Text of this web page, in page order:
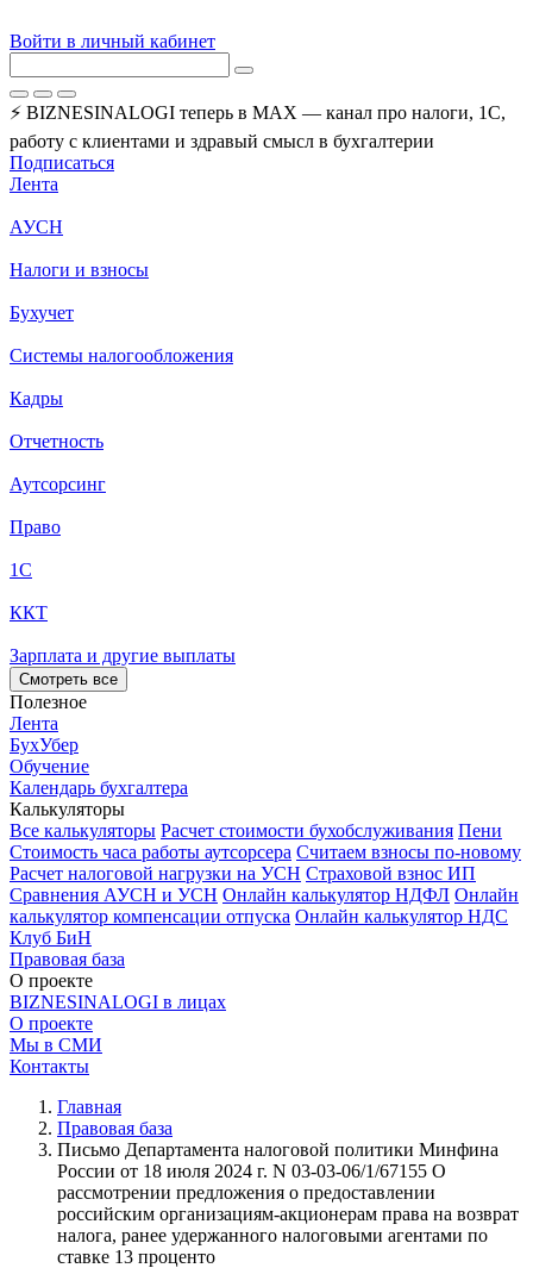
Войти в личный кабинет
⚡ BIZNESINALOGI теперь в MAX — канал про налоги, 1С,
работу с клиентами и здравый смысл в бухгалтерии
Подписаться
Лента
АУСН
Налоги и взносы
Бухучет
Системы налогообложения
Кадры
Отчетность
Аутсорсинг
Право
1С
ККТ
Зарплата и другие выплаты
Смотреть все
Полезное
Лента
БухУбер
Обучение
Календарь бухгалтера
Калькуляторы
Все калькуляторы Расчет стоимости бухобслуживания Пени
Стоимость часа работы аутсорсера Считаем взносы по-новому
Расчет налоговой нагрузки на УСН Страховой взнос ИП
Сравнения АУСН и УСН Онлайн калькулятор НДФЛ Онлайн
калькулятор компенсации отпуска Онлайн калькулятор НДС
Клуб БиН
Правовая база
О проекте
BIZNESINALOGI в лицах
О проекте
Мы в СМИ
Контакты
Главная
Правовая база
Письмо Департамента налоговой политики Минфина
России от 18 июля 2024 г. N 03-03-06/1/67155 О
рассмотрении предложения о предоставлении
российским организациям-акционерам права на возврат
налога, ранее удержанного налоговыми агентами по
ставке 13 проценто